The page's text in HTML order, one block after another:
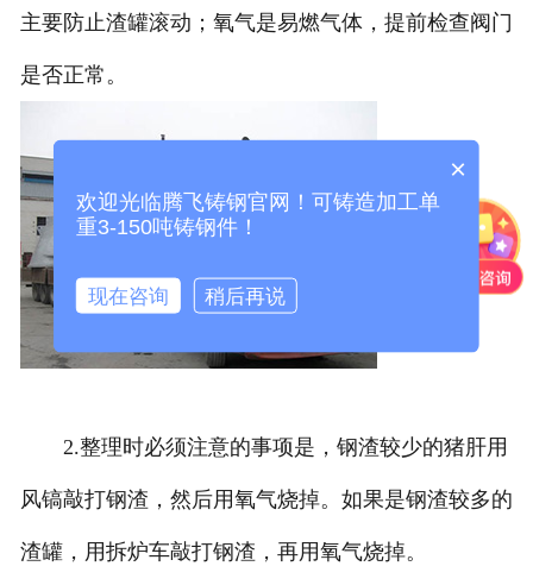
主要防止渣罐滚动；氧气是易燃气体，提前检查阀门
是否正常。
2.整理时必须注意的事项是，钢渣较少的猪肝用
风镐敲打钢渣，然后用氧气烧掉。如果是钢渣较多的
渣罐，用拆炉车敲打钢渣，再用氧气烧掉。
×
欢迎光临腾飞铸钢官网！可铸造加工单
重3-150吨铸钢件！
现在咨询 稍后再说